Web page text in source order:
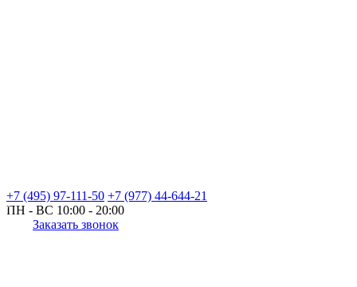
+7 (495) 97-111-50 +7 (977) 44-644-21
ПН - ВС 10:00 - 20:00
Заказать звонок